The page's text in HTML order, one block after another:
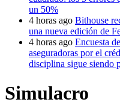
un 50%
4 horas ago Bithouse
una nueva edición de
4 horas ago Encuesta
aseguradoras por el
disciplina sigue siendo
Simulacro